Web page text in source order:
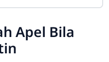
Apel Bila